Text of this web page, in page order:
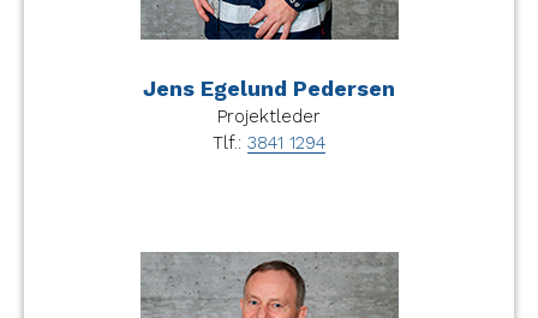
Jens Egelund Pedersen
Projektleder
Tlf.: 3841 1294